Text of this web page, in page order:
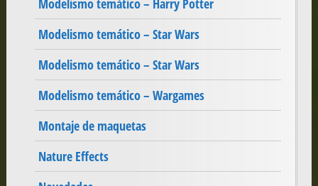
Modelismo temático – Harry Potter
Modelismo temático – Star Wars
Modelismo temático – Star Wars
Modelismo temático – Wargames
Montaje de maquetas
Nature Effects